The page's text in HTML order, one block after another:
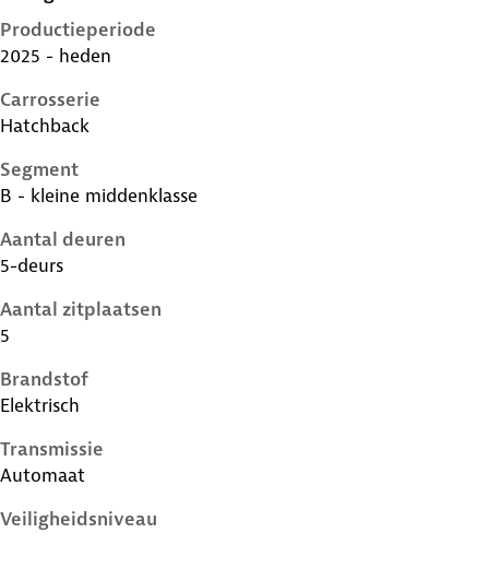
Productieperiode
2025 - heden
Carrosserie
Hatchback
Segment
B - kleine middenklasse
Aantal deuren
5-deurs
Aantal zitplaatsen
5
Brandstof
Elektrisch
Transmissie
Automaat
Veiligheidsniveau